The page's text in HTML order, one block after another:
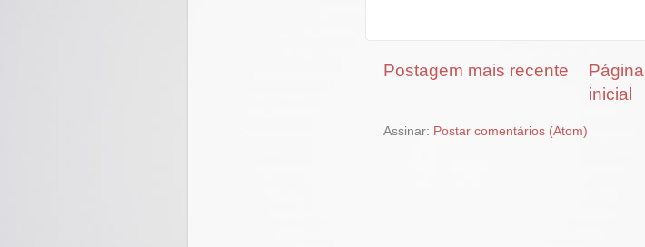
Postagem mais recente
Página
inicial
Assinar: Postar comentários (Atom)